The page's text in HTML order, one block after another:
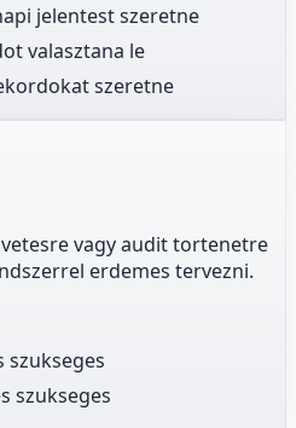
jelentest szeretne
valasztana le
szeretne
vagy audit tortenetre
erdemes tervezni.
szukseges
szukseges